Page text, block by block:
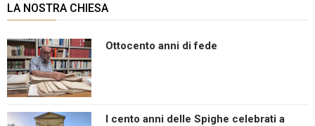
LA NOSTRA CHIESA
Ottocento anni di fede
I cento anni delle Spighe celebrati a